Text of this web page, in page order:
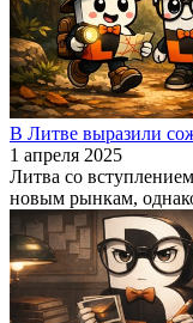
В Литве выразили
1 апреля 2025
Литва со
новым рынкам,